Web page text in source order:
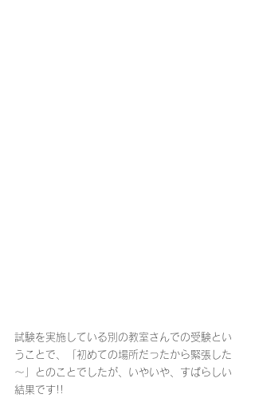
試験を実施している別の教室さんでの受験とい
うことで、「初めての場所だったから緊張した
～」とのことでしたが、いやいや、すばらしい
結果です!!